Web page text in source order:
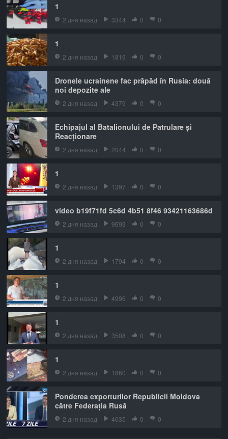
1
2 дня назад 3344 0 0
1
2 дня назад 1819 0 0
Dronele ucrainene fac prăpăd în Rusia: două
noi depozite ale
2 дня назад 4379 0 0
Echipajul al Batalionului de Patrulare și
Reacționare
2 дня назад 2044 0 0
1
2 дня назад 1397 0 0
video b19f71fd 5c6d 4b51 8f46 93421163686d
2 дня назад 9693 0 0
1
2 дня назад 1794 0 0
1
2 дня назад 4996 0 0
1
2 дня назад 3508 0 0
1
2 дня назад 1860 0 0
Ponderea exporturilor Republicii Moldova
către Federația Rusă
2 дня назад 4635 0 0